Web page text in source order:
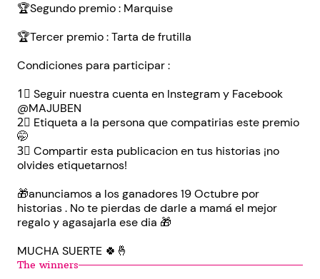
🏆Segundo premio : Marquise
🏆Tercer premio : Tarta de frutilla
Condiciones para participar :
1⃣ Seguir nuestra cuenta en Instegram y Facebook
@MAJUBEN
2⃣ Etiqueta a la persona que compatirias este premio
🤭
3⃣ Compartir esta publicacion en tus historias ¡no
olvides etiquetarnos!
🎁anunciamos a los ganadores 19 Octubre por
historias . No te pierdas de darle a mamá el mejor
regalo y agasajarla ese dia 🎁
MUCHA SUERTE 🍀🤞
The winners